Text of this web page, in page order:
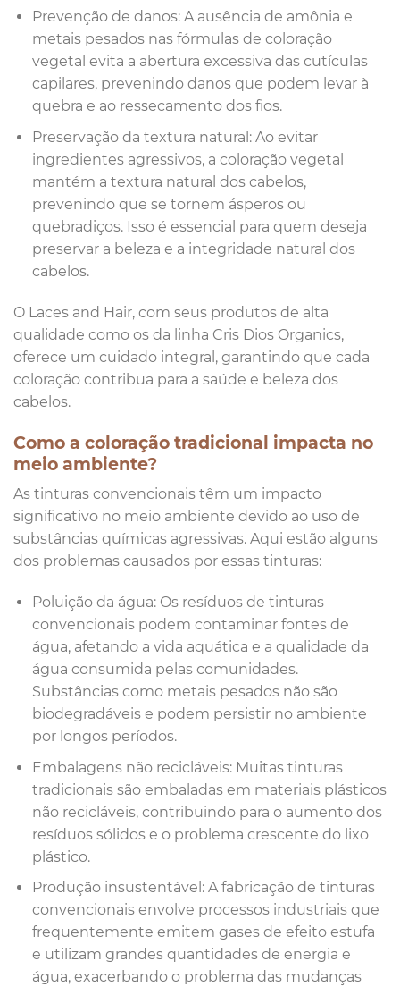
Prevenção de danos: A ausência de amônia e
metais pesados nas fórmulas de coloração
vegetal evita a abertura excessiva das cutículas
capilares, prevenindo danos que podem levar à
quebra e ao ressecamento dos fios.
Preservação da textura natural: Ao evitar
ingredientes agressivos, a coloração vegetal
mantém a textura natural dos cabelos,
prevenindo que se tornem ásperos ou
quebradiços. Isso é essencial para quem deseja
preservar a beleza e a integridade natural dos
cabelos.
O Laces and Hair, com seus produtos de alta
qualidade como os da linha Cris Dios Organics,
oferece um cuidado integral, garantindo que cada
coloração contribua para a saúde e beleza dos
cabelos.
Como a coloração tradicional impacta no
meio ambiente?
As tinturas convencionais têm um impacto
significativo no meio ambiente devido ao uso de
substâncias químicas agressivas. Aqui estão alguns
dos problemas causados por essas tinturas:
Poluição da água: Os resíduos de tinturas
convencionais podem contaminar fontes de
água, afetando a vida aquática e a qualidade da
água consumida pelas comunidades.
Substâncias como metais pesados não são
biodegradáveis e podem persistir no ambiente
por longos períodos.
Embalagens não recicláveis: Muitas tinturas
tradicionais são embaladas em materiais plásticos
não recicláveis, contribuindo para o aumento dos
resíduos sólidos e o problema crescente do lixo
plástico.
Produção insustentável: A fabricação de tinturas
convencionais envolve processos industriais que
frequentemente emitem gases de efeito estufa
e utilizam grandes quantidades de energia e
água, exacerbando o problema das mudanças